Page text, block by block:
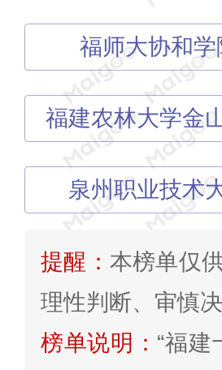
福师大协和学
福建农林大学金
泉州职业技术
提醒： 本榜单仅
理性判断、审慎决
榜单说明： “福建